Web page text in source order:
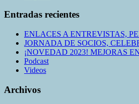
Entradas recientes
ENLACES A ENTREVISTAS,
JORNADA DE SOCIOS,
¡NOVEDAD 2023! MEJORAS
Podcast
Videos
Archivos